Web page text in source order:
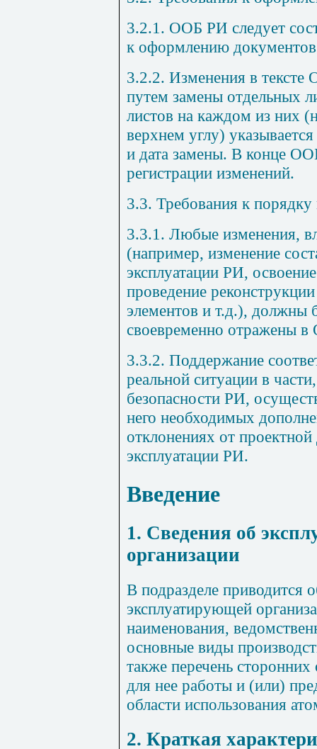
3.2.1. ООБ РИ следует
к оформлению
3.2.2. Изменения в
путем замены отдельных
листов на каждом из них
верхнем углу)
и дата замены. В конце
регистрации изменений.
3.3. Требования к
3.3.1. Любые изменения,
(например, изменение
эксплуатации РИ,
проведение
элементов и т.д.), должны
своевременно отражены
3.3.2. Поддержание
реальной ситуации в
безопасности РИ,
него необходимых
отклонениях от
эксплуатации РИ.
Введение
1. Сведения об
организации
В подразделе приводится
эксплуатирующей
наименования,
основные виды
также перечень
для нее работы и (или)
области использования
2. Краткая